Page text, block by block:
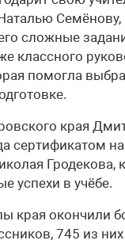
Семёнову,
сложные
классного
помогла
края
сертификатом
Гродекова,
успехи в учёбе.
края окончили
745 из